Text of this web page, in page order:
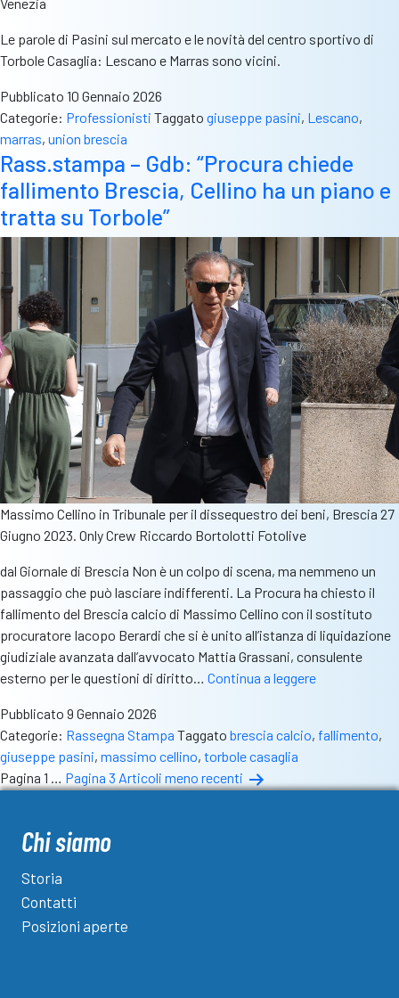
Le parole di Pasini sul mercato e le novità del centro sportivo di
Torbole Casaglia: Lescano e Marras sono vicini.
Pubblicato 10 Gennaio 2026
Categorie: Professionisti Taggato giuseppe pasini, Lescano,
marras, union brescia
Rass.stampa – Gdb: “Procura chiede
fallimento Brescia, Cellino ha un piano e
tratta su Torbole”
Massimo Cellino in Tribunale per il dissequestro dei beni, Brescia 27
Giugno 2023. Only Crew Riccardo Bortolotti Fotolive
dal Giornale di Brescia Non è un colpo di scena, ma nemmeno un
passaggio che può lasciare indifferenti. La Procura ha chiesto il
fallimento del Brescia calcio di Massimo Cellino con il sostituto
procuratore Iacopo Berardi che si è unito all’istanza di liquidazione
giudiziale avanzata dall’avvocato Mattia Grassani, consulente
esterno per le questioni di diritto… Continua a leggereRass.stampa
“Procura
fallimento
Pubblicato 9 Gennaio 2026
Categorie: Rassegna Stampa Taggato brescia calcio, fallimento,
giuseppe pasini, massimo cellino, torbole casaglia
Paginazione
articoli
Pagina 1 Pagina 3 Articoli meno recenti
Chi siamo
Storia
Contatti
Posizioni aperte